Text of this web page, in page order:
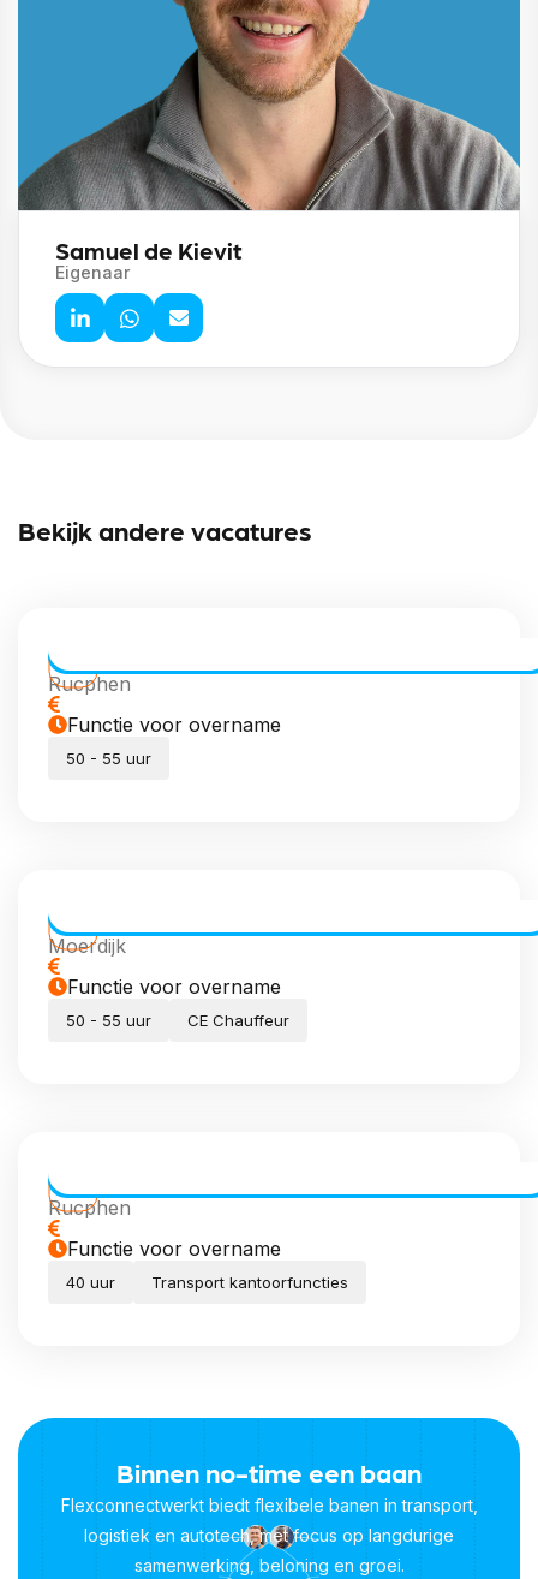
Samuel de Kievit
Eigenaar
Bekijk andere vacatures
CE Chauffeur Allround | Vaste Routes
Rucphen
Functie voor overname
50 - 55 uur
CE Chauffeur dagdiensten
Moerdijk
Functie voor overname
50 - 55 uur CE Chauffeur
Transport Coördinator (meewerkend)
Rucphen
Functie voor overname
40 uur Transport kantoorfuncties
Binnen no-time een baan
Flexconnectwerkt biedt flexibele banen in transport,
logistiek en autotech, met focus op langdurige
samenwerking, beloning en groei.